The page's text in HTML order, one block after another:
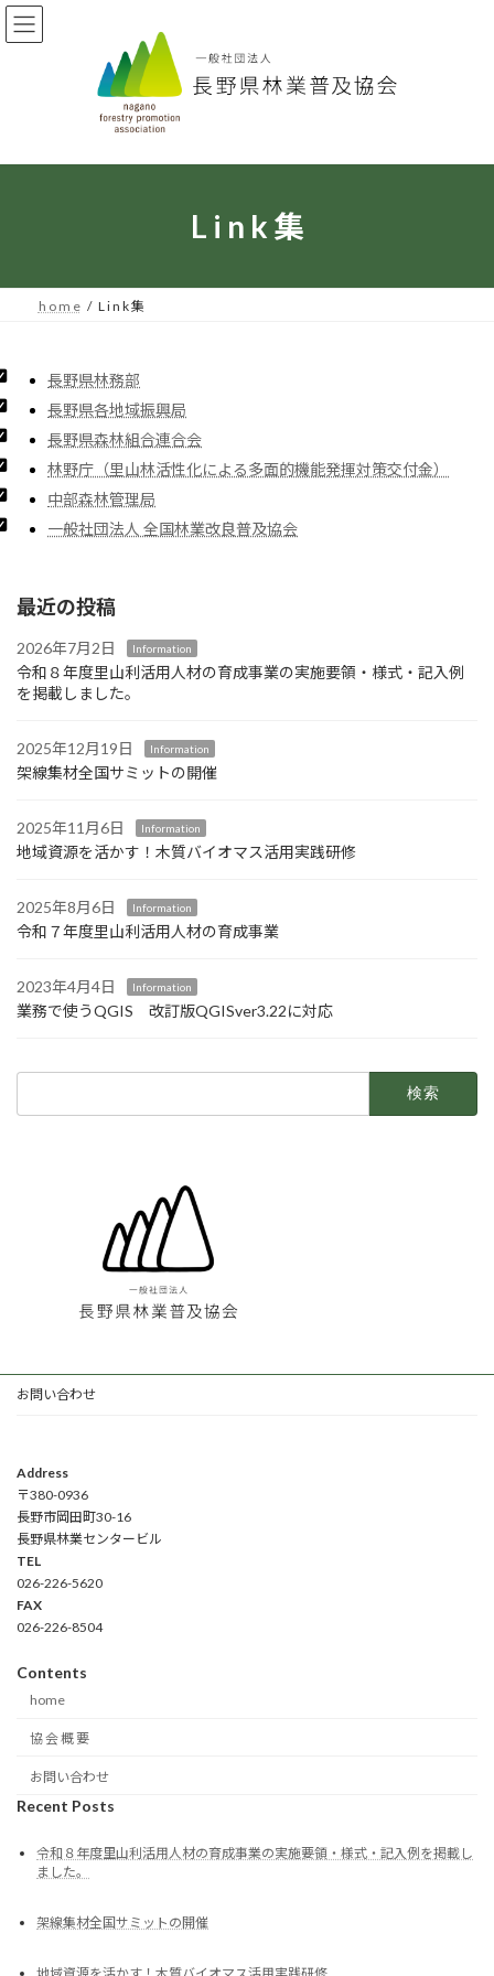
コ
ン
キ
ナ
ビ
に
L i n k 集
h o m e L i n k 集
長野県林務部
長野県各地域振興局
長野県森林組合連合会
林野庁（里山林活性化による多面的機能発揮対策交付金）
中部森林管理局
一般社団法人 全国林業改良普及協会
最近の投稿
2026年7月2日 Information
令和８年度里山利活用人材の育成事業の実施要領・様式・記入例
を掲載しました。
2025年12月19日 Information
架線集材全国サミットの開催
2025年11月6日 Information
地域資源を活かす！木質バイオマス活用実践研修
2025年8月6日 Information
令和７年度里山利活用人材の育成事業
2023年4月4日 Information
業務で使うQGIS 改訂版QGISver3.22に対応
お問い合わせ
Address
〒380-0936
長野市岡田町30-16
長野県林業センタービル
TEL
026-226-5620
FAX
026-226-8504
Contents
home
協 会 概 要
お問い合わせ
Recent Posts
令和８年度里山利活用人材の育成事業の実施要領・様式・記入例を掲載し
ました。
架線集材全国サミットの開催